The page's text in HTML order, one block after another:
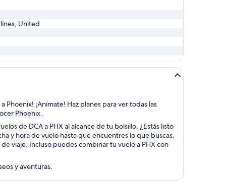
United
¡Anímate! Haz planes para ver todas las
Phoenix.
de DCA a PHX al alcance de tu bolsillo. ¿Estás listo
y hora de vuelo hasta que encuentres lo que buscas.
viaje. Incluso puedes combinar tu vuelo a PHX con
y aventuras.